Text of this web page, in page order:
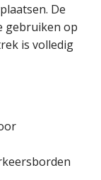
De
gebruiken op
is volledig